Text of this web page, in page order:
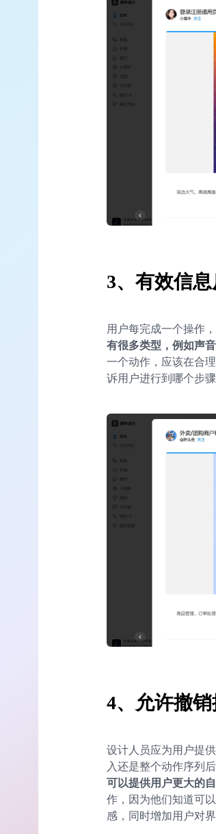
3、有效信息
用户每完成一个操作
有很多类型，例如声
一个动作，应该在合
诉用户进行到哪个步
4、允许撤销
设计人员应为用户提
入还是整个动作序列
可以提供用户更大的
作，因为他们知道可
感，同时增加用户对